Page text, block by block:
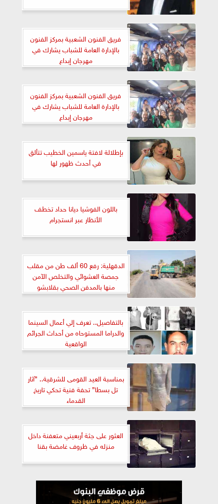
فريق الفنون الشعبية بمركز الفنون
بالإدارة العامة للشباب يشارك في
مهرجان إبداع
فريق الفنون الشعبية بمركز الفنون
بالإدارة العامة للشباب يشارك في
مهرجان إبداع
بإطلالة لافتة ياسمين الخطيب تتألق
في أحدث ظهور لها
باللون الفوشيا ديانا حداد تخطف
الأنظار عبر انستجرام
الدقهلية: رفع 60 ألف طن من مقلب
جمصة العشوائي والتخلص الآمن
منها بالمدفن الصحي بقلابشو
بالتفاصيل.. تعرف إلي أعمال السينما
والدراما المستوحاه من أحداث الجرائم
الواقعية
بمناسبة العيد القومى للشرقية.. ”آثار
تل بسطا” تحفة فنية تحكي تاريخ
القدماء
العثور على جثة أربعيني متعفنة داخل
منزله في ظروف غامضة بقنا